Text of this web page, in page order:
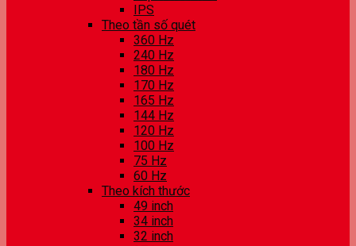
IPS
Theo tần số quét
360 Hz
240 Hz
180 Hz
170 Hz
165 Hz
144 Hz
120 Hz
100 Hz
75 Hz
60 Hz
Theo kích thước
49 inch
34 inch
32 inch